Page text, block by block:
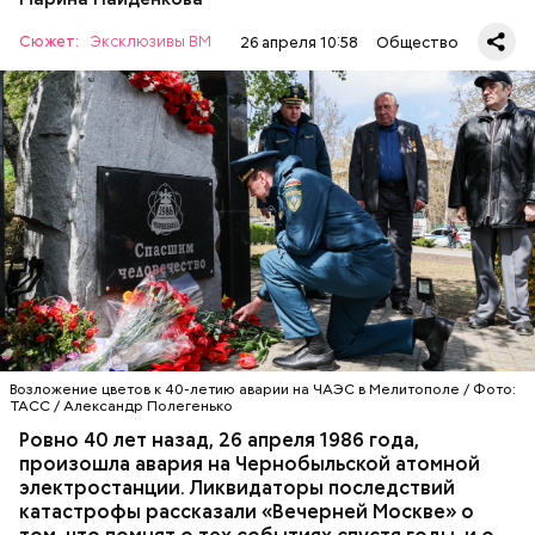
Сюжет: Эксклюзивы ВМ 26 апреля 10:58 Общество
Возложение цветов к 40-летию аварии на ЧАЭС в Мелитополе / Фото:
ТАСС / Александр Полегенько
Ровно 40 лет назад, 26 апреля 1986 года,
произошла авария на Чернобыльской атомной
электростанции. Ликвидаторы последствий
катастрофы рассказали «Вечерней Москве» о
Специалист гражданской обороны Московского
авиацентра Владимир Макеев в 1986 году служил в
Киеве в отдельном механизированном полку
гражданской обороны. На тот момент, когда
произошла авария на Чернобыльской атомной
станции, ему было 26 лет.
АВАРИИ ЧЕРНОБЫЛЬ ИСТОРИЯ
Как гласит предание, совершая паломничество в
Иерусалим, Николай Чудотворец по просьбе
отчаявшихся путников молитвой успокоил
А еще, удержав меч палача, святой Николай спас от
смерти трех мужей, невинно осужденных
корыстолюбивым градоначальником.